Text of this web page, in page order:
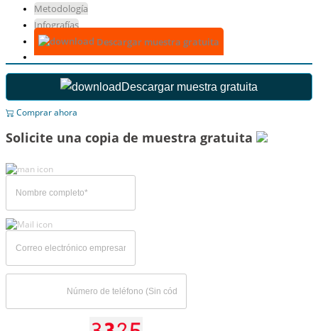
Metodología
Infografías
Descargar muestra gratuita
Descargar muestra gratuita
Comprar ahora
Solicite una copia de muestra gratuita